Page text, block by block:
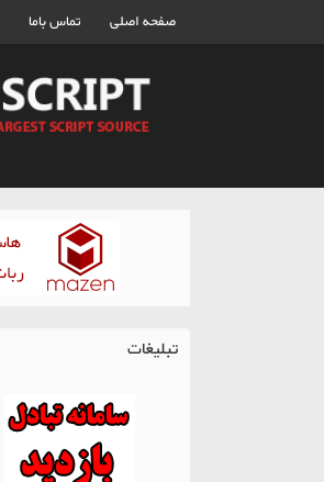
صفحه اصلی تماس باما
تبلیغات